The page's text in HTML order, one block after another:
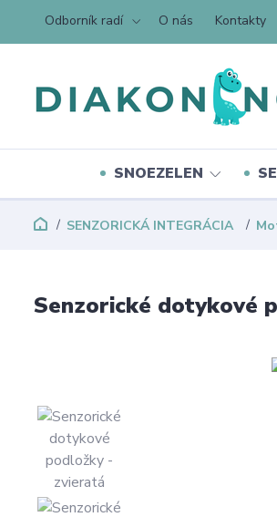
Odborník radí O nás Kontakty
SNOEZELEN
SENZORICKÁ INTEGRÁCIA
Senzorické dotykové